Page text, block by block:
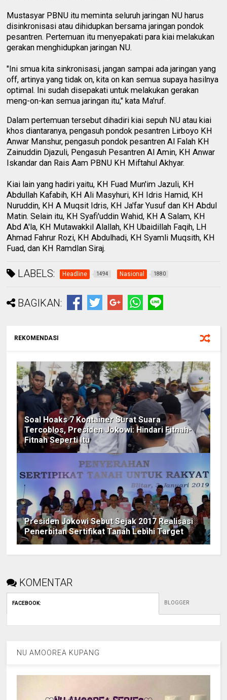
Mustasyar PBNU itu meminta seluruh jaringan NU harus
disinkronisasi atau dihidupkan bersama jaringan pondok
pesantren. Pertemuan itu menyepakati para kiai melakukan
gerakan menghidupkan jaringan NU.
"Ini smua kita sinkronisasi, jangan sampai ada jaringan yang
off, artinya yang tidak on, kita on kan semua supaya hasilnya
optimal. Ini sudah disepakati untuk melakukan gerakan
meng-on-kan semua jaringan itu," kata Ma'ruf.
Dalam pertemuan tersebut dihadiri kiai sepuh NU atau kiai
khos diantaranya, pengasuh pondok pesantren Lirboyo KH
Anwar Manshur, pengasuh pondok pesantren Al Falah KH
Zainuddin Djazuli, Pengasuh Pesantren Al Amin, KH Anwar
Iskandar dan Rais Aam PBNU KH Miftahul Akhyar.
Kiai lain yang hadiri yaitu, KH Fuad Mun'im Jazuli, KH
Abdullah Kafabih, KH Ali Masyhuri, KH Idris Hamid, KH
Nuruddin, KH A Muqsit Idris, KH Ja'far Yusuf dan KH Abdul
Matin. Selain itu, KH Syafi'uddin Wahid, KH A Salam, KH
Abd A'la, KH Mutawakkil Alallah, KH Ubaidillah Faqih, LH
Ahmad Fahrur Rozi, KH Abdulhadi, KH Syamli Muqsith, KH
Fuad, dan KH Ramdlan Siraj.
LABELS: Headline 1494 Nasional 1880
BAGIKAN:
REKOMENDASI
Soal Hoaks 7 Kontainer Surat Suara
Tercoblos, Presiden Jokowi: Hindari Fitnah-
Fitnah Seperti Itu
Presiden Jokowi Sebut Sejak 2017 Realisasi
Penerbitan Sertifikat Tanah Lebihi Target
KOMENTAR
FACEBOOK: BLOGGER
NU AMOOREA KUPANG